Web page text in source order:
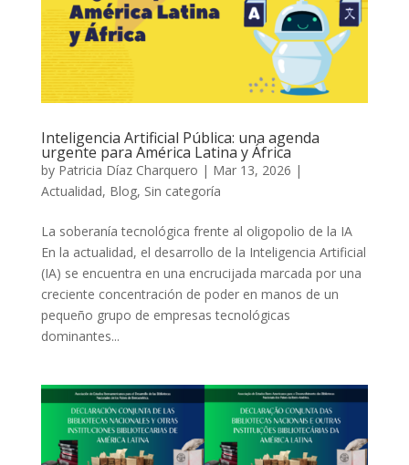
Inteligencia Artificial Pública: una agenda
urgente para América Latina y África
by Patricia Díaz Charquero | Mar 13, 2026 |
Actualidad, Blog, Sin categoría
La soberanía tecnológica frente al oligopolio de la IA
En la actualidad, el desarrollo de la Inteligencia Artificial
(IA) se encuentra en una encrucijada marcada por una
creciente concentración de poder en manos de un
pequeño grupo de empresas tecnológicas
dominantes...